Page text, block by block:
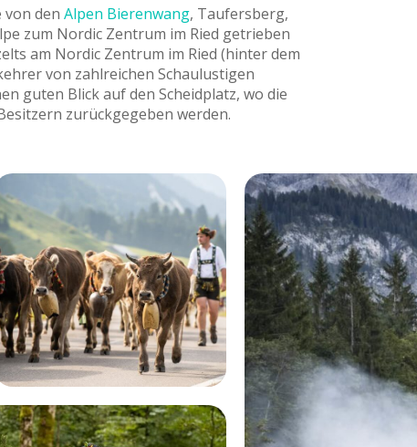
von denAlpen Bierenwang, Taufersberg,
zum Nordic Zentrum im Ried getrieben
am Nordic Zentrum im Ried (hinter dem
von zahlreichen Schaulustigen
guten Blick auf den Scheidplatz, wo die
zurückgegeben werden.